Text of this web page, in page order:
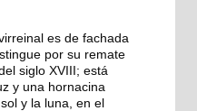
es de fachada
por su remate
siglo XVIII; está
y una hornacina
y la luna, en el